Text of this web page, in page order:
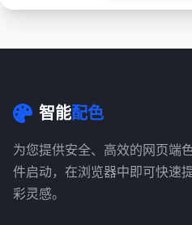
智能配色
为您提供安全、高效的网页端
件启动，在浏览器中即可快速
彩灵感。